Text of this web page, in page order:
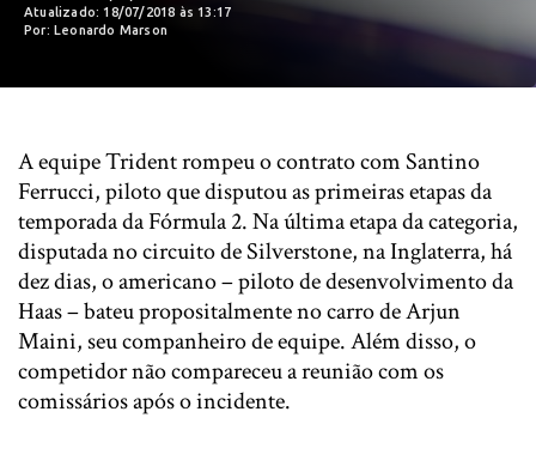
Atualizado: 18/07/2018 às 13:17
Por: Leonardo Marson
A equipe Trident rompeu o contrato com Santino
Ferrucci, piloto que disputou as primeiras etapas da
temporada da Fórmula 2. Na última etapa da categoria,
disputada no circuito de Silverstone, na Inglaterra, há
dez dias, o americano – piloto de desenvolvimento da
Haas – bateu propositalmente no carro de Arjun
Maini, seu companheiro de equipe. Além disso, o
competidor não compareceu a reunião com os
comissários após o incidente.